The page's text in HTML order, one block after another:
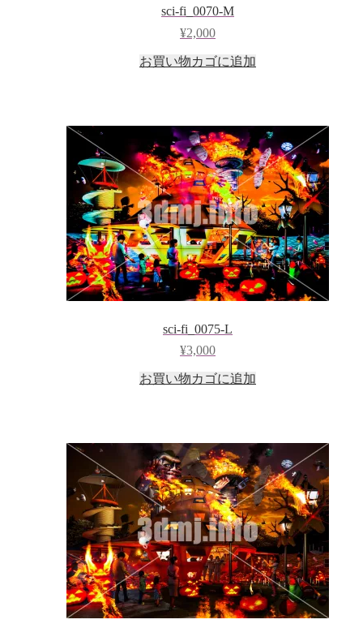
sci-fi_0070-M
¥2,000
お買い物カゴに追加
sci-fi_0075-L
¥3,000
お買い物カゴに追加